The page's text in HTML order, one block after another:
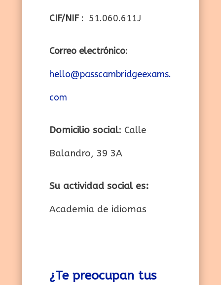
CIF/NIF: 51.060.611J
Correo electrónico:
hello@passcambridgeexams.
com
Domicilio social: Calle
Balandro, 39 3A
Su actividad social es:
Academia de idiomas
¿Te preocupan tus